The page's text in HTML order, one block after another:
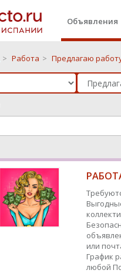
Объявления
> Работа > Предлагаю
или
График
любой